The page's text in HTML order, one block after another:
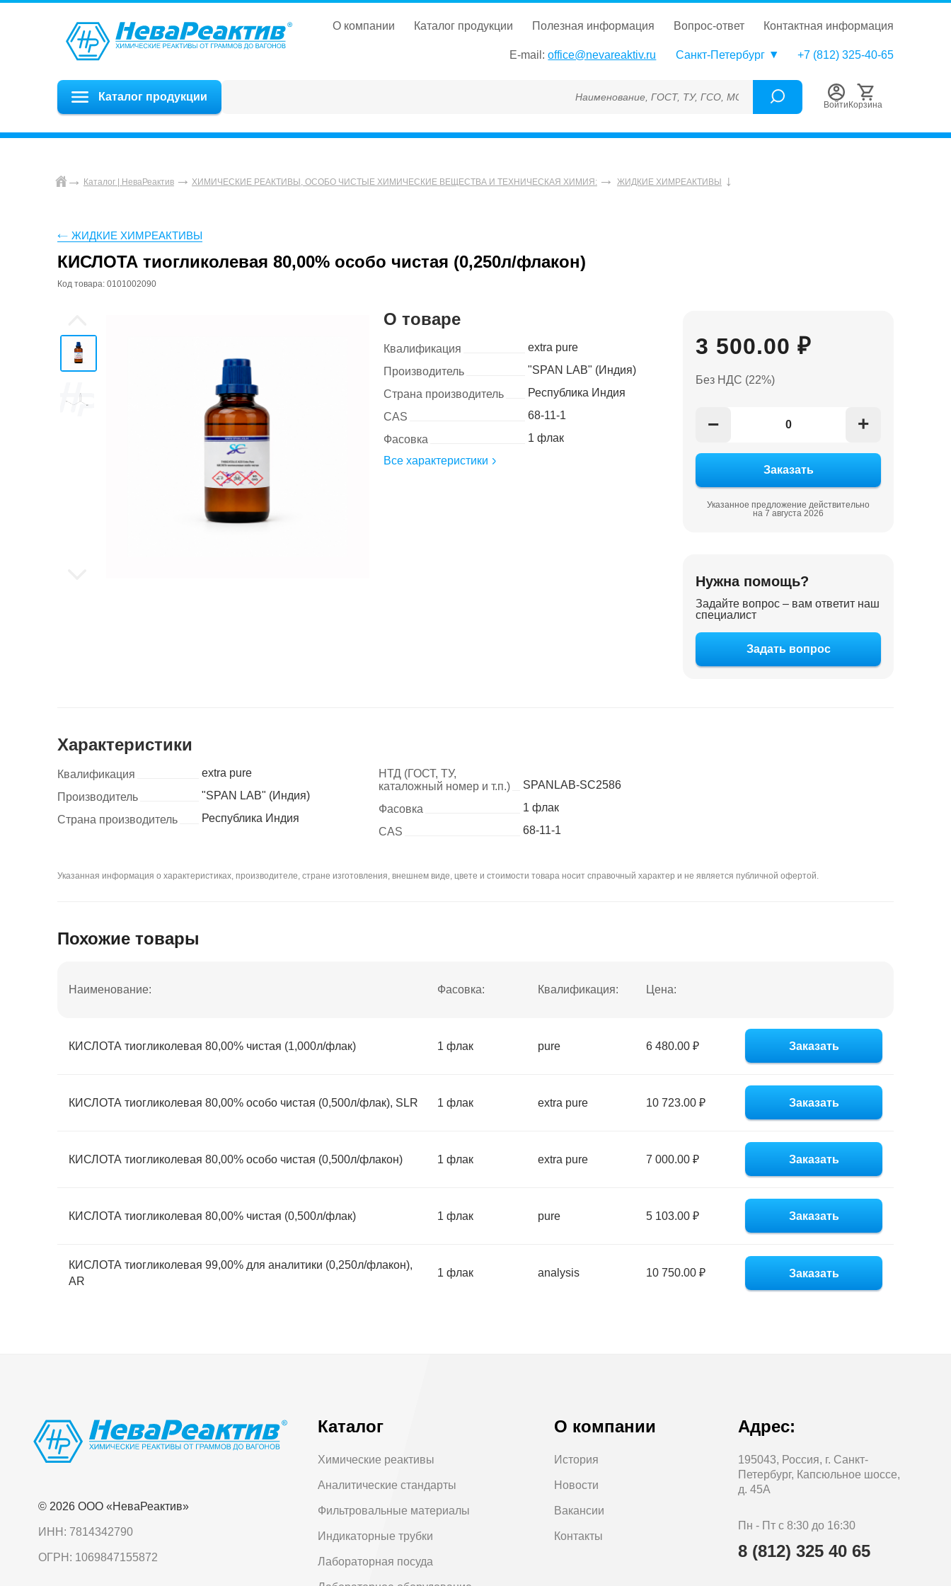
о компании каталог продукции полезная информация вопрос-ответ контактная информация
E-mail: office@nevareaktiv.ru Санкт-Петербург +7 (812) 325-40-65
Каталог продукции Наименование, ГОСТ, ТУ, ГСО, МСО, ОСО, СОП, ГРСИ, Каталожный номер (Артикул),
Войти Корзина
Каталог | НеваРеактив ХИМИЧЕСКИЕ РЕАКТИВЫ, ОСОБО ЧИСТЫЕ ХИМИЧЕСКИЕ ВЕЩЕСТВА И ТЕХНИЧЕСКАЯ ХИМИЯ: ЖИДКИЕ ХИМРЕАКТИВЫ
ЖИДКИЕ ХИМРЕАКТИВЫ
КИСЛОТА тиогликолевая 80,00% особо чистая (0,250л/флакон)
Код товара: 0101002090
3 500.00 ₽
Без НДС (22%)
− +
Указанное предложение действительно
на 7 августа 2026
О товаре
Квалификация
extra pure
Производитель
"SPAN LAB" (Индия)
Страна производитель
Республика Индия
CAS
68-11-1
Фасовка
1 флак
Все характеристики
Нужна помощь?
Задайте вопрос – вам ответит наш
специалист
Задать вопрос
Характеристики
Квалификация
extra pure
Производитель
"SPAN LAB" (Индия)
Страна производитель
Республика Индия
НТД (ГОСТ, ТУ,
каталожный номер и т.п.)
SPANLAB-SC2586
Фасовка
1 флак
CAS
68-11-1
Указанная информация о характеристиках, производителе, стране изготовления, внешнем виде, цвете и стоимости товара носит справочный характер и не является публичной офертой.
Похожие товары
Наименование: Фасовка: Квалификация: Цена:
КИСЛОТА тиогликолевая 80,00% чистая (1,000л/флак) 1 флак pure 6 480.00 ₽ Заказать
КИСЛОТА тиогликолевая 80,00% особо чистая (0,500л/флак), SLR 1 флак extra pure 10 723.00 ₽ Заказать
КИСЛОТА тиогликолевая 80,00% особо чистая (0,500л/флакон) 1 флак extra pure 7 000.00 ₽ Заказать
КИСЛОТА тиогликолевая 80,00% чистая (0,500л/флак) 1 флак pure 5 103.00 ₽ Заказать
КИСЛОТА тиогликолевая 99,00% для аналитики (0,250л/флакон),
AR
1 флак analysis 10 750.00 ₽ Заказать
© 2026 OOO «НеваРеактив»
ИНН: 7814342790
ОГРН: 1069847155872
Каталог
Химические реактивы
Аналитические стандарты
Фильтровальные материалы
Индикаторные трубки
Лабораторная посуда
О компании
История
Новости
Вакансии
Контакты
Адрес:
195043, Россия, г. Санкт-
Петербург, Капсюльное шоссе,
д. 45А
Пн - Пт с 8:30 до 16:30
8 (812) 325 40 65